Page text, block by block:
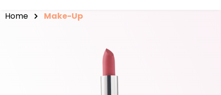
Home Make-Up